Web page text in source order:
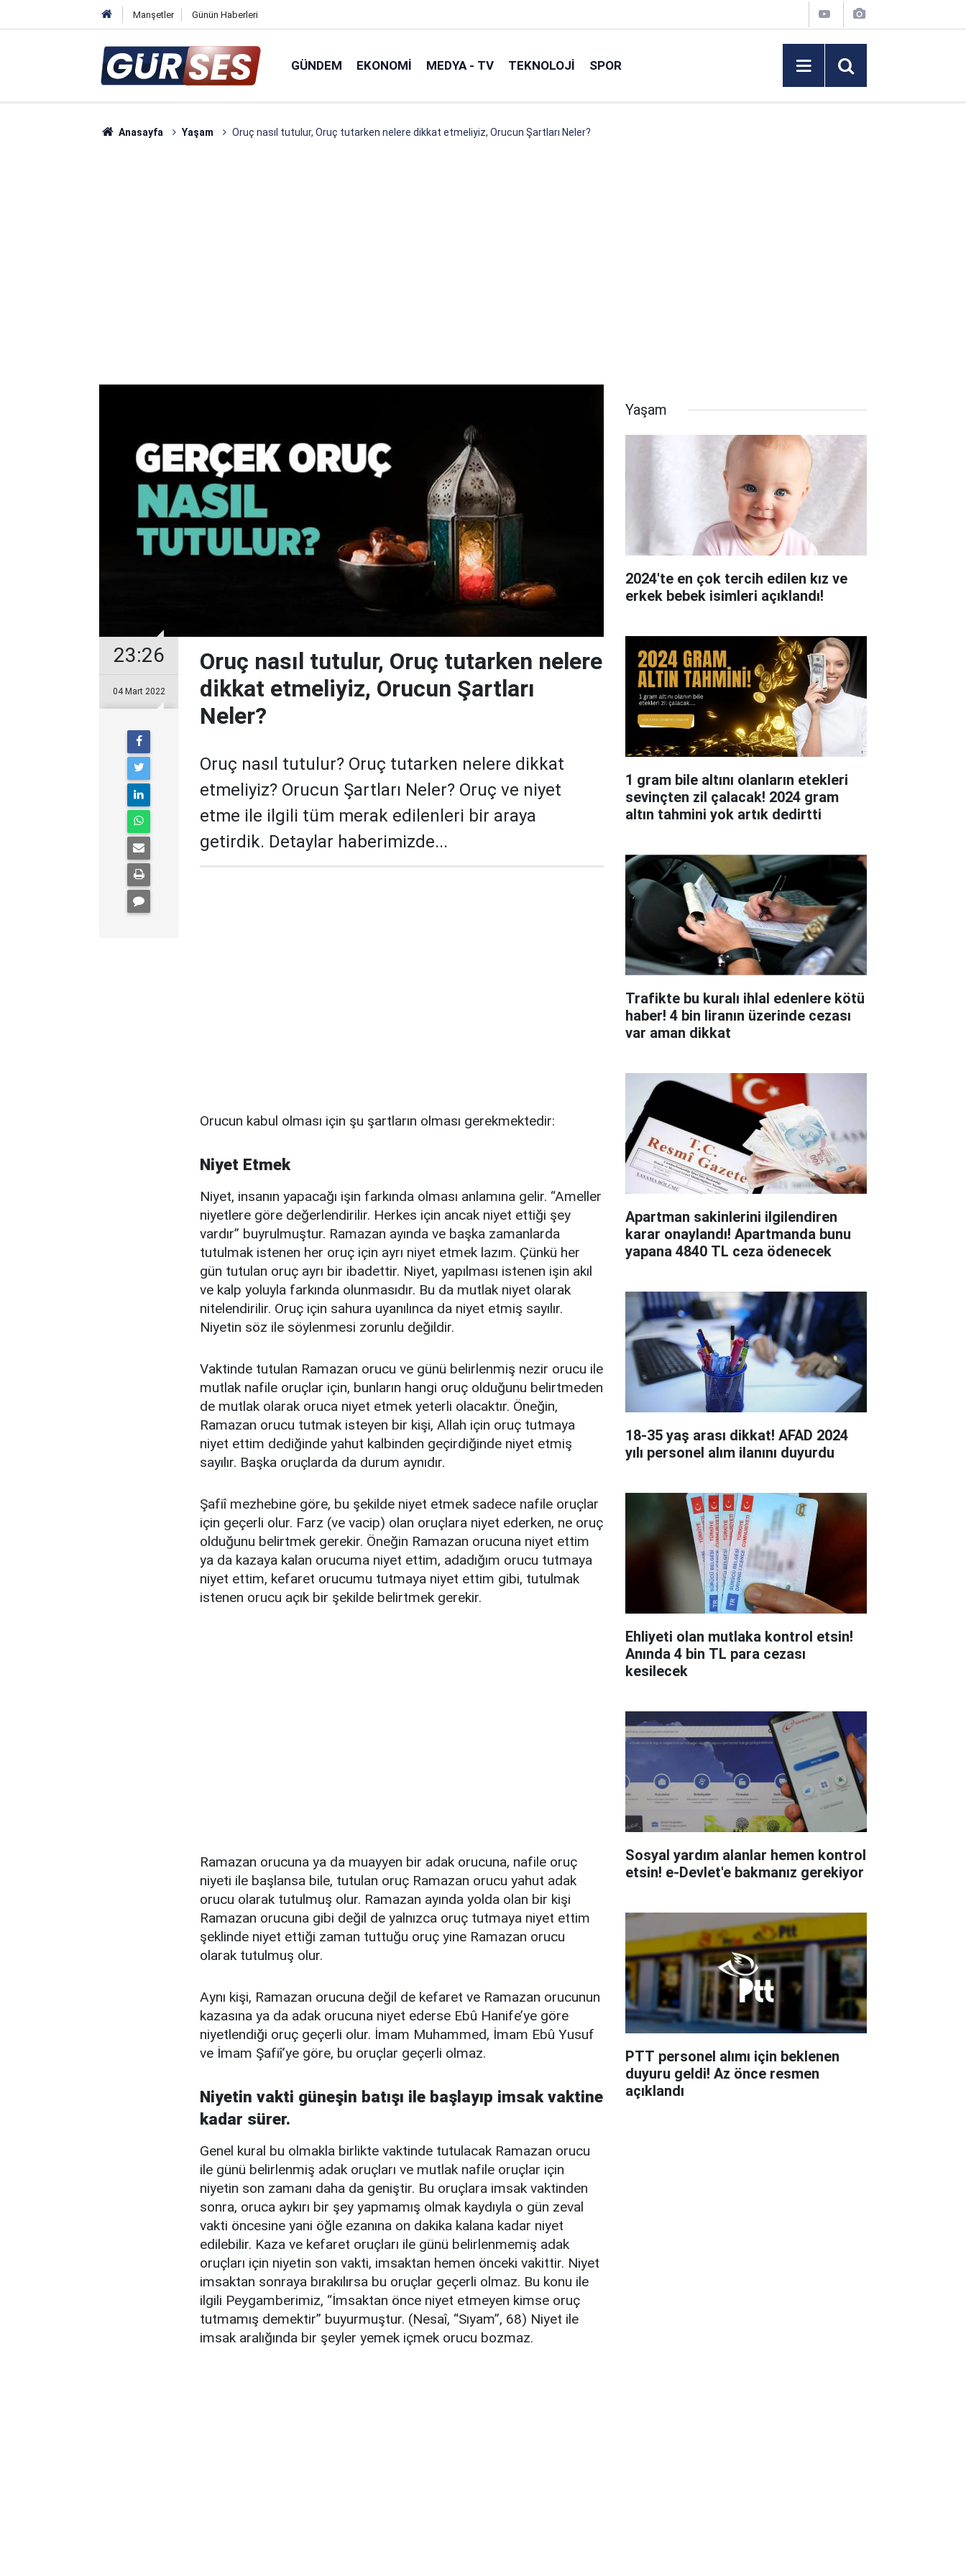
Manşetler Günün Haberleri
GÜNDEM EKONOMI MEDYA - TV TEKNOLOJI SPOR
Anasayfa Yaşam Oruç nasıl tutulur, Oruç tutarken nelere dikkat etmeliyiz, Orucun Şartları Neler?
23:26
04 Mart 2022
Oruç nasıl tutulur, Oruç tutarken nelere
dikkat etmeliyiz, Orucun Şartları
Neler?
Oruç nasıl tutulur? Oruç tutarken nelere dikkat
etmeliyiz? Orucun Şartları Neler? Oruç ve niyet
etme ile ilgili tüm merak edilenleri bir araya
getirdik. Detaylar haberimizde...
Orucun kabul olması için şu şartların olması gerekmektedir:
Niyet Etmek
Niyet, insanın yapacağı işin farkında olması anlamına gelir. “Ameller
niyetlere göre değerlendirilir. Herkes için ancak niyet ettiği şey
vardır” buyrulmuştur. Ramazan ayında ve başka zamanlarda
tutulmak istenen her oruç için ayrı niyet etmek lazım. Çünkü her
gün tutulan oruç ayrı bir ibadettir. Niyet, yapılması istenen işin akıl
ve kalp yoluyla farkında olunmasıdır. Bu da mutlak niyet olarak
nitelendirilir. Oruç için sahura uyanılınca da niyet etmiş sayılır.
Niyetin söz ile söylenmesi zorunlu değildir.
Vaktinde tutulan Ramazan orucu ve günü belirlenmiş nezir orucu ile
mutlak nafile oruçlar için, bunların hangi oruç olduğunu belirtmeden
de mutlak olarak oruca niyet etmek yeterli olacaktır. Öneğin,
Ramazan orucu tutmak isteyen bir kişi, Allah için oruç tutmaya
niyet ettim dediğinde yahut kalbinden geçirdiğinde niyet etmiş
sayılır. Başka oruçlarda da durum aynıdır.
Şafiî mezhebine göre, bu şekilde niyet etmek sadece nafile oruçlar
için geçerli olur. Farz (ve vacip) olan oruçlara niyet ederken, ne oruç
olduğunu belirtmek gerekir. Öneğin Ramazan orucuna niyet ettim
ya da kazaya kalan orucuma niyet ettim, adadığım orucu tutmaya
niyet ettim, kefaret orucumu tutmaya niyet ettim gibi, tutulmak
istenen orucu açık bir şekilde belirtmek gerekir.
Ramazan orucuna ya da muayyen bir adak orucuna, nafile oruç
niyeti ile başlansa bile, tutulan oruç Ramazan orucu yahut adak
orucu olarak tutulmuş olur. Ramazan ayında yolda olan bir kişi
Ramazan orucuna gibi değil de yalnızca oruç tutmaya niyet ettim
şeklinde niyet ettiği zaman tuttuğu oruç yine Ramazan orucu
olarak tutulmuş olur.
Aynı kişi, Ramazan orucuna değil de kefaret ve Ramazan orucunun
kazasına ya da adak orucuna niyet ederse Ebû Hanife’ye göre
niyetlendiği oruç geçerli olur. İmam Muhammed, İmam Ebû Yusuf
ve İmam Şafiî’ye göre, bu oruçlar geçerli olmaz.
Niyetin vakti güneşin batışı ile başlayıp imsak vaktine
kadar sürer.
Genel kural bu olmakla birlikte vaktinde tutulacak Ramazan orucu
ile günü belirlenmiş adak oruçları ve mutlak nafile oruçlar için
niyetin son zamanı daha da geniştir. Bu oruçlara imsak vaktinden
sonra, oruca aykırı bir şey yapmamış olmak kaydıyla o gün zeval
vakti öncesine yani öğle ezanına on dakika kalana kadar niyet
edilebilir. Kaza ve kefaret oruçları ile günü belirlenmemiş adak
oruçları için niyetin son vakti, imsaktan hemen önceki vakittir. Niyet
imsaktan sonraya bırakılırsa bu oruçlar geçerli olmaz. Bu konu ile
ilgili Peygamberimiz, “İmsaktan önce niyet etmeyen kimse oruç
tutmamış demektir” buyurmuştur. (Nesaî, “Sıyam”, 68) Niyet ile
imsak aralığında bir şeyler yemek içmek orucu bozmaz.
Yaşam
2024'te en çok tercih edilen kız ve
erkek bebek isimleri açıklandı!
1 gram bile altını olanların etekleri
sevinçten zil çalacak! 2024 gram
altın tahmini yok artık dedirtti
Trafikte bu kuralı ihlal edenlere kötü
haber! 4 bin liranın üzerinde cezası
var aman dikkat
Apartman sakinlerini ilgilendiren
karar onaylandı! Apartmanda bunu
yapana 4840 TL ceza ödenecek
18-35 yaş arası dikkat! AFAD 2024
yılı personel alım ilanını duyurdu
Ehliyeti olan mutlaka kontrol etsin!
Anında 4 bin TL para cezası
kesilecek
Sosyal yardım alanlar hemen kontrol
etsin! e-Devlet'e bakmanız gerekiyor
PTT personel alımı için beklenen
duyuru geldi! Az önce resmen
açıklandı